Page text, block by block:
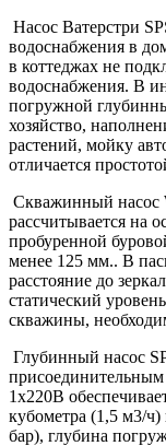
Насос Ватерстри
водоснабжения в
в коттеджах не
водоснабжения. В
погружной
хозяйство,
растений, мойку
отличается
Скважинный насос
рассчитывается на
пробуренной
менее 125 мм.. В
расстояние до
статический
скважины,
Глубинный насос
1x220В
кубометра (1,5 м3/
бар), глубина